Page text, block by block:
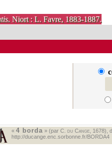
. Niort : L. Favre, 1883-1887.
« 4 borda » (par C. du Cange, 1678),
http://ducange.enc.sorbonne.fr/BORDA4